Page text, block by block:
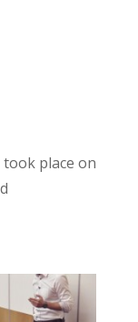
place on